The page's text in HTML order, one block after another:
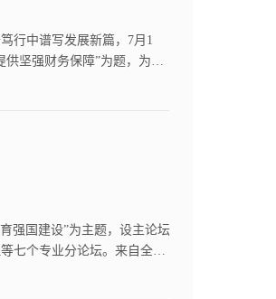
行中谱写发展新篇，7月1
坚强财务保障”为题，为全
强国建设”为主题，设主论坛
七个专业分论坛。来自全国